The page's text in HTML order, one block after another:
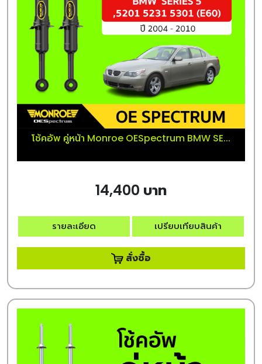
โช้คอัพ คู่หน้า Monroe OESpectrum BMW SE...
14,400 บาท
รายละเอียด เปรียบเทียบสินค้า
สั่งซื้อ